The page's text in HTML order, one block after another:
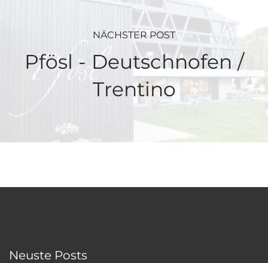
NÄCHSTER POST
Pfösl - Deutschnofen /
Trentino
Neuste Posts